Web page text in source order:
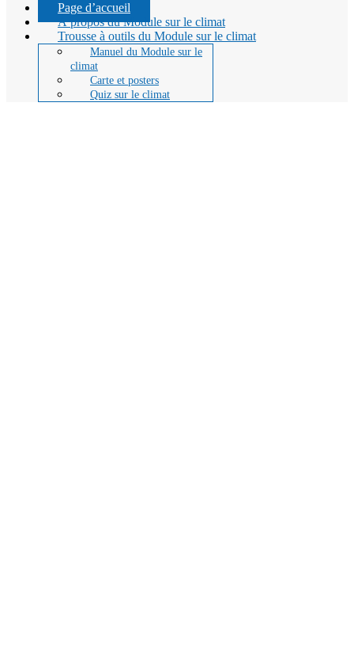
Page d’accueil
À propos du Module sur le climat
Trousse à outils du Module sur le climat
Manuel du Module sur le
climat
Carte et posters
Quiz sur le climat